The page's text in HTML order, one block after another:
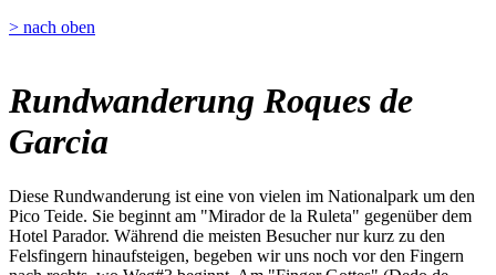
> nach oben
Rundwanderung Roques de
Garcia
Diese Rundwanderung ist eine von vielen im Nationalpark um den
Pico Teide. Sie beginnt am "Mirador de la Ruleta" gegenüber dem
Hotel Parador. Während die meisten Besucher nur kurz zu den
Felsfingern hinaufsteigen, begeben wir uns noch vor den Fingern